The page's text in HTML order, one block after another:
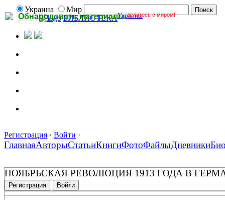
Обнародовать материалы делитесь с миром!
Украина
Мир
БИБЛИОТЕКАУкраины
Регистрация · Войти ·
ГлавнаяАвторыСтатьиКнигиФотоФайлыДневники
НОЯБРЬСКАЯ РЕВОЛЮЦИЯ 1913 ГОДА В
Регистрация Войти